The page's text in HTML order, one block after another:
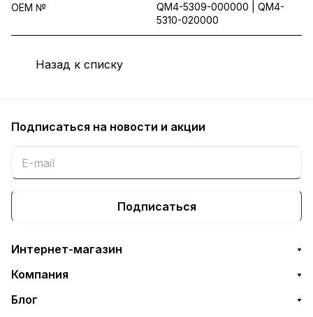
OEM №
QM4-5309-000000 | QM4-
5310-020000
Назад к списку
Подписаться на новости и акции
Подписаться
Интернет-магазин
Компания
Блог